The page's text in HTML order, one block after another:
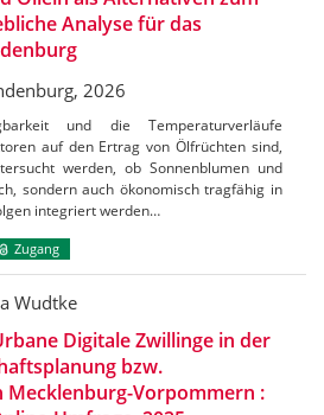
Analyse für das
2026
und die Temperaturverläufe
auf den Ertrag von Ölfrüchten sind,
werden, ob Sonnenblumen und
sondern auch ökonomisch tragfähig in
integriert werden…
Zugang
Wudtke
Digitale Zwillinge in der
bzw.
Mecklenburg-Vorpommern :